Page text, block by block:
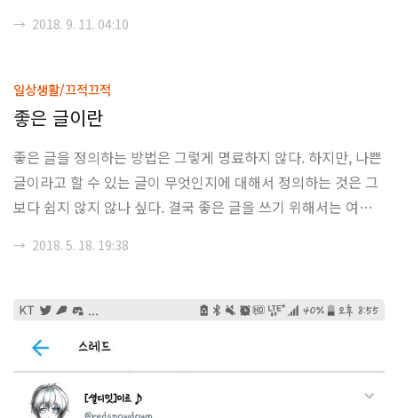
있지 않았다고 하는게 좀 더 정확하겠지 많은 사람을 만났고, 실
실패하였고, 포기하였고, 그리고 모든 걸 망쳤었다. 지금은 좀
다를지 모른다. 독특한 사람들의 조합이라던지, 특수한 시장 상
오래 갈 지 모르겠다. 단계적으로 나라는 존재가 정신적으로 무
너지는 시점에서 더 앞으로 나아가봤자 의미가 있나 싶다. 패배
주의적인 면모라고 비웃었던, ..
→ 2018. 9. 11. 04:10
일상생활/끄적끄적
좋은 글이란
좋은 글을 정의하는 방법은 그렇게 명료하지 않다. 하지만, 나쁜
글이라고 할 수 있는 글이 무엇인지에 대해서 정의하는 것은 그
보다 쉽지 않지 않나 싶다. 결국 좋은 글을 쓰기 위해서는 여러
점점 필력을 기르는 방법 밖에 없을 것 같다는 생각이 들지만,
배우고 싶어한다는 것도 사실일 것이다. 뭐, 그런 김에 끄적끄적
침 문장이 있고, 적절한 근거가 있으며, 의견에는 근거가 존재해
야한다. 또한, 주제에 대한 명확한 제시가 있어야하며, 주제와
관련되지 않은 내용이나 주제와 다른 꼭지를 다룰 때에는 분명
→ 2018. 5. 18. 19:38